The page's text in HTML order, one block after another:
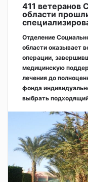
411 ветеранов
области
Отделение
области оказывает
операции,
медицинскую
лечения до
фонда
выбрать